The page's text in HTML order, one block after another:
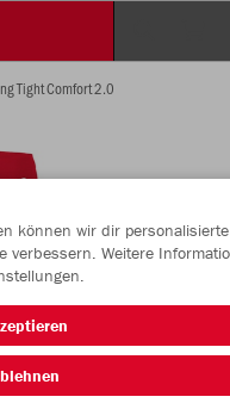
Tight Comfort 2.0
können wir dir personalisierte
verbessern. Weitere